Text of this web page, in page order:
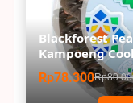
Blackforest
Kampoeng
Rp78.300